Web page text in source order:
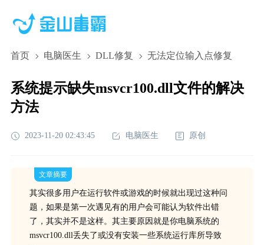
首页 电脑医生 DLL修复 无法定位输入点修复
系统提示缺失msvcr100.dll文件的解决
方法
2023-11-20 02:43:45 电脑医生 原创
文章摘要
其实很多用户在运行软件或游戏的时候就出现过这种问
题，如果是第一次遇见有的用户会可能认为软件出错
了，其实并不是这样。其主要原因就是你电脑系统的
msvcr100.dll丢失了或没有安装一些系统运行库所导致